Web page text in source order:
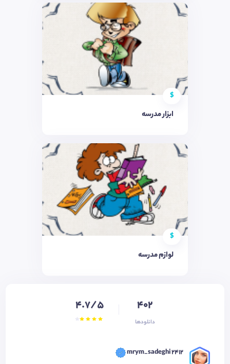
$
ابزار مدرسه
$
لوازم مدرسه
402
دانلودها
4.7/5
mrym_sadeghi 2412